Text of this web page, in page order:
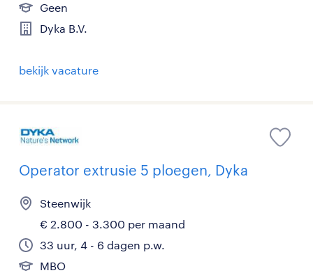
Geen
Dyka B.V.
bekijk vacature
Operator extrusie 5 ploegen, Dyka
Steenwijk
€ 2.800 - 3.300 per maand
33 uur, 4 - 6 dagen p.w.
MBO